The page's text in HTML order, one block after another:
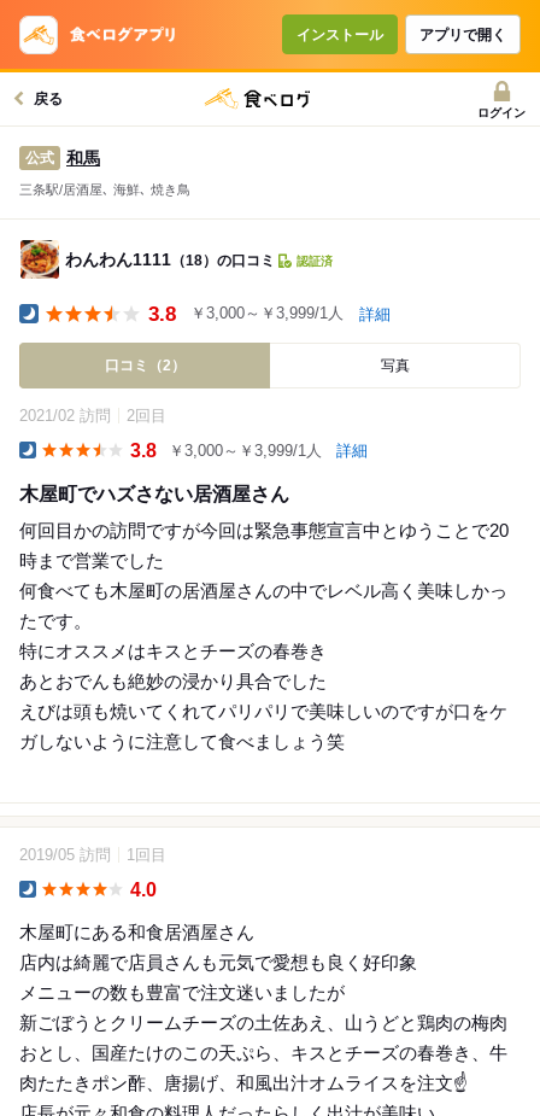
インストール アプリで開く
戻る
ログイン
公式 和馬
三条駅/居酒屋､ 海鮮､ 焼き鳥
わんわん1111 （18）の口コミ 認証済
3.8 ￥3,000～￥3,999/1人 詳細
口コミ（2） 写真
2021/02 訪問 2回目
3.8 ￥3,000～￥3,999/1人 詳細
木屋町でハズさない居酒屋さん
何回目かの訪問ですが今回は緊急事態宣言中とゆうことで20
時まで営業でした
何食べても木屋町の居酒屋さんの中でレベル高く美味しかっ
たです。
特にオススメはキスとチーズの春巻き
あとおでんも絶妙の浸かり具合でした
えびは頭も焼いてくれてパリパリで美味しいのですが口をケ
ガしないように注意して食べましょう笑
5
2019/05 訪問 1回目
4.0
木屋町にある和食居酒屋さん
店内は綺麗で店員さんも元気で愛想も良く好印象
メニューの数も豊富で注文迷いましたが
新ごぼうとクリームチーズの土佐あえ、山うどと鶏肉の梅肉
おとし、国産たけのこの天ぷら、キスとチーズの春巻き、牛
肉たたきポン酢、唐揚げ、和風出汁オムライスを注文☝️